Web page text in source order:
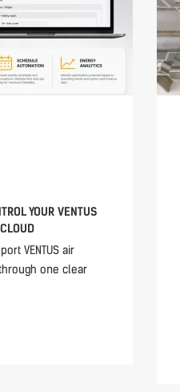
YOUR VENTUS
VENTUS air
one clear